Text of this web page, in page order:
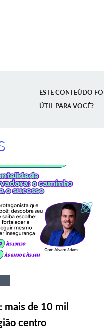
ESTE CONTEÚDO FOI
ÚTIL PARA VOCÊ?
mais de 10 mil
centro